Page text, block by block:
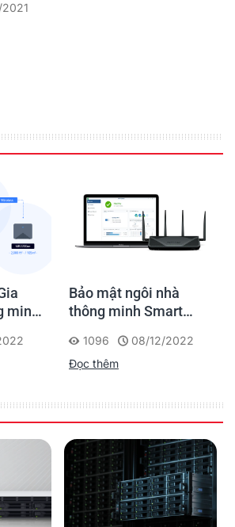
minh
Bảo mật ngôi nhà
thông minh Smart
của Synology
1096
08/12/2022
Đọc thêm